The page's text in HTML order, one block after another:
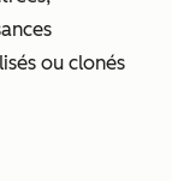
ou clonés